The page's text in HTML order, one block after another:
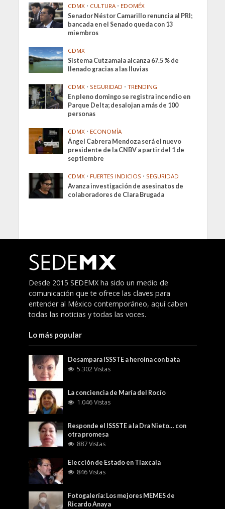
CDMX • CULTURA • EDOMÉX
Senador Néstor Camarillo renuncia al PRI;
bancada en el Senado queda con 13
miembros
CDMX
Sistema Cutzamala alcanza 67.5 % de
llenado gracias a las lluvias
CDMX • SEGURIDAD • TRENDING
En pleno domingo se registra incendio en
Parque Delta; desalojan a más de 100
personas
CDMX • ECONOMÍA
Ángel Cabrera Mendoza será el nuevo
presidente de la CNBV a partir del 1 de
septiembre
CDMX • FUERTES INDICIOS • SEGURIDAD
Avanza investigación de asesinatos de
colaboradores de Clara Brugada
Desde 2015 SEDEMX ha sido un medio de
comunicación que te ofrece las claves para
entender al México contemporáneo, aquí caben
todas las noticias y todas las voces.
Lo más popular
Desampara ISSSTE a heroína con bata
5.302 Vistas
La conciencia de María del Rocío
1.046 Vistas
Responde el ISSSTE a la Dra Nieto… con
otra promesa
887 Vistas
Elección de Estado en Tlaxcala
846 Vistas
Fotogalería: Los mejores MEMES de
Ricardo Anaya